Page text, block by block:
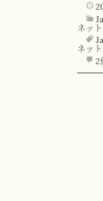
ネット
ネット,
2